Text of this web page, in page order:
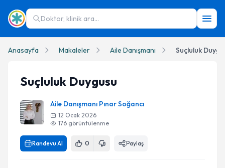
Doktor, klinik ara...
Anasayfa Makaleler Aile Danışmanı Suçluluk
Suçluluk Duygusu
Aile Danışmanı Pınar Soğancı
12 Ocak 2026
176 görüntülenme
Randevu Al 0 Paylaş